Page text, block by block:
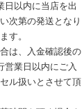
日以内に当店を出
次第の発送となり
す。
は、入金確認後の
営業日以内にご入
ル扱いとさせて頂